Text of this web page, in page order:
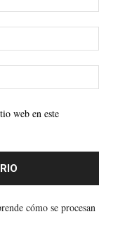
web en este
cómo se procesan